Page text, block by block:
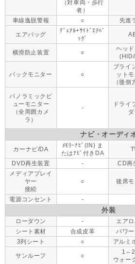
（対車両・歩行
者）
車線逸脱警報
○ 先進
エアバッグ
ﾃﾞｭｱﾙ+ｻｲﾄﾞｴｱﾊﾞ
ｯｸﾞ
横滑防止装置 ○
ヘッ
バックモニター ○
ブライ
ット
（後側
パノラミックビ
ューモニター
（全周囲カメ
ラ）
-
ドライ
ナビ・オーディ
カーナビ/DA
ﾒﾓﾘｰﾅﾋﾞ(IN) ま
たはﾅﾋﾞ付きDA
DVD再生装置 - CD再
メディアプレイ
ヤー
接続
○ 後席
電源コンセント -
外装
ローダウン - エア
シート素材
合成皮革 パワー
3列シート
○ アルミ
サンルーフ ○
1⇔2
ウォー